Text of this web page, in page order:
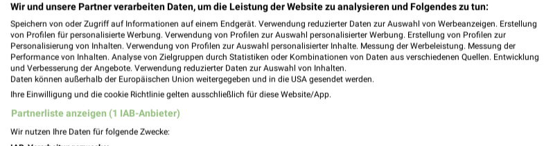
sb LÜNING Tangermünde Tangermünde
39590 Tangermünde
Wir und unsere Partner verarbeiten Daten, um die Leistung der Website zu analysieren und Folgendes zu tun:
Speichern von oder Zugriff auf Informationen auf einem Endgerät. Verwendung reduzierter Daten zur Auswahl von Werbeanzeigen. Erstellung
von Profilen für personalisierte Werbung. Verwendung von Profilen zur Auswahl personalisierter Werbung. Erstellung von Profilen zur
Personalisierung von Inhalten. Verwendung von Profilen zur Auswahl personalisierter Inhalte. Messung der Werbeleistung. Messung der
Performance von Inhalten. Analyse von Zielgruppen durch Statistiken oder Kombinationen von Daten aus verschiedenen Quellen. Entwicklung
und Verbesserung der Angebote. Verwendung reduzierter Daten zur Auswahl von Inhalten.
Daten können außerhalb der Europäischen Union weitergegeben und in die USA gesendet werden.
Ihre Einwilligung und die cookie Richtlinie gelten ausschließlich für diese Website/App.
Partnerliste anzeigen (1 IAB-Anbieter)
Wir nutzen Ihre Daten für folgende Zwecke: